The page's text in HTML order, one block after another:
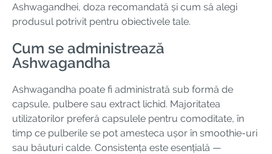
Ashwagandhei, doza recomandată și cum să alegi
produsul potrivit pentru obiectivele tale.
Cum se administrează
Ashwagandha
Ashwagandha poate fi administrată sub formă de
capsule, pulbere sau extract lichid. Majoritatea
utilizatorilor preferă capsulele pentru comoditate, în
timp ce pulberile se pot amesteca ușor în smoothie-uri
sau băuturi calde. Consistența este esențială —